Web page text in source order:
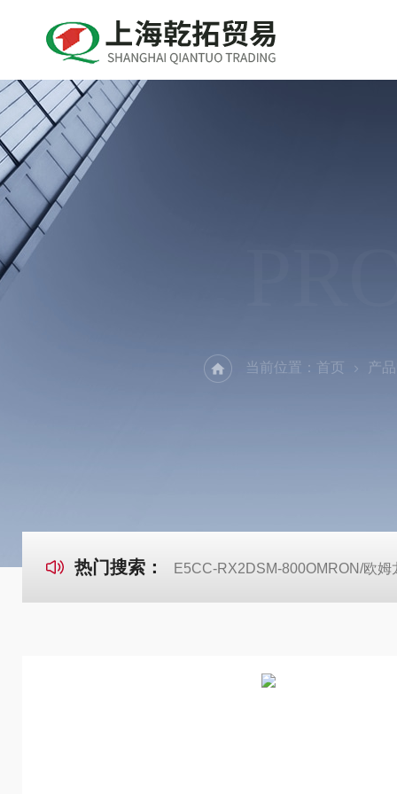
当前位置： 首页 产
热门搜索： E5CC-RX2DSM-800OMRON/欧